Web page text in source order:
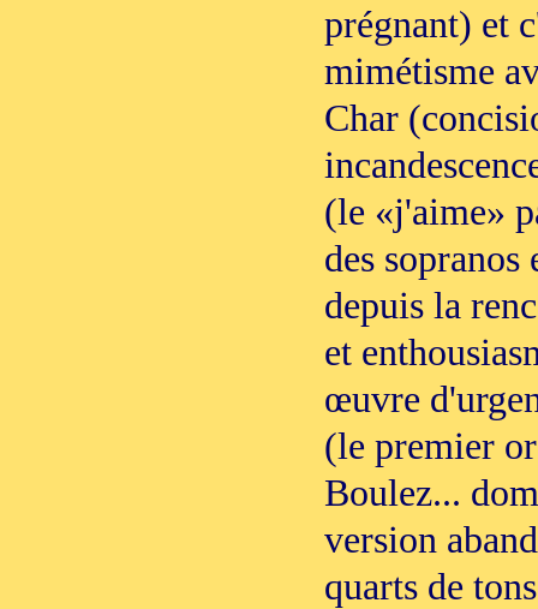
prégnant) et
mimétisme
Char
(le «j'aime»
des
depuis la
et
œuvre
(le premier
Boulez...
version
quarts de